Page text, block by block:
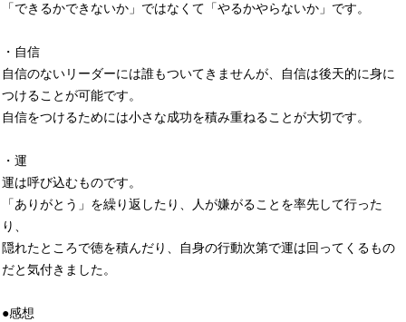
「できるかできないか」ではなくて「やるかやらないか」です。
・自信
自信のないリーダーには誰もついてきませんが、自信は後天的に身に
つけることが可能です。
自信をつけるためには小さな成功を積み重ねることが大切です。
・運
運は呼び込むものです。
「ありがとう」を繰り返したり、人が嫌がることを率先して行った
り、
隠れたところで徳を積んだり、自身の行動次第で運は回ってくるもの
だと気付きました。
●感想